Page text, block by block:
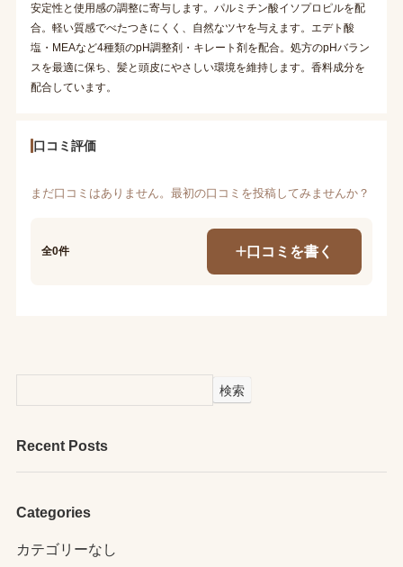
安定性と使用感の調整に寄与します。パルミチン酸イソプロピルを配
合。軽い質感でべたつきにくく、自然なツヤを与えます。エデト酸
塩・MEAなど4種類のpH調整剤・キレート剤を配合。処方のpHバラン
スを最適に保ち、髪と頭皮にやさしい環境を維持します。香料成分を
配合しています。
口コミ評価
まだ口コミはありません。最初の口コミを投稿してみませんか？
全0件 口コミを書く
検索
Recent Posts
Categories
カテゴリーなし